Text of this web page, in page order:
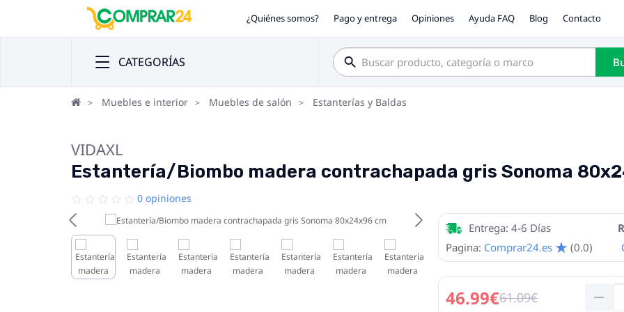
¿Quiénes somos? Pago y entrega Opiniones Ayuda FAQ Blog Contacto
CATEGORÍAS
Muebles e interior Muebles de salón Estanterías y Baldas
VIDAXL
Estantería/Biombo madera contrachapada gris Sonoma
0 opiniones
Entrega: 4-6 Días
Pagina: Comprar24.es (0.0)
46.99€61.09€